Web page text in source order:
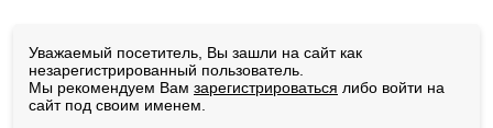
Уважаемый посетитель, Вы зашли на сайт как
незарегистрированный пользователь.
Мы рекомендуем Вам зарегистрироваться либо войти на
сайт под своим именем.